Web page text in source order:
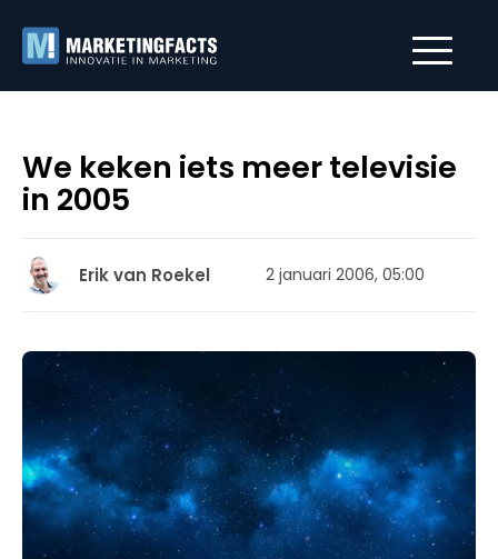
We keken iets meer televisie
in 2005
Erik van Roekel 2 januari 2006, 05:00